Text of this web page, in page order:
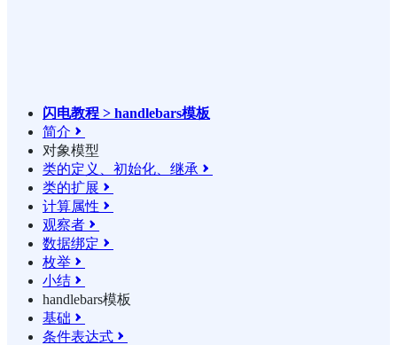
闪电教程 > handlebars模板
简介 
对象模型
类的定义、初始化、继承 
类的扩展 
计算属性 
观察者 
数据绑定 
枚举 
小结 
handlebars模板
基础 
条件表达式 